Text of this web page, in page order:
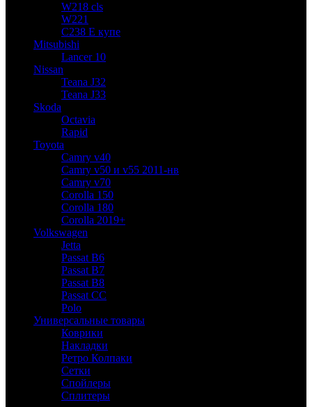
W218 cls
W221
C238 E купе
Mitsubishi
Lancer 10
Nissan
Teana J32
Teana J33
Skoda
Octavia
Rapid
Toyota
Camry v40
Camry v50 и v55 2011-нв
Camry v70
Corolla 150
Corolla 180
Corolla 2019+
Volkswagen
Jetta
Passat B6
Passat B7
Passat B8
Passat CC
Polo
Универсальные товары
Коврики
Накладки
Ретро Колпаки
Сетки
Спойлеры
Сплитеры